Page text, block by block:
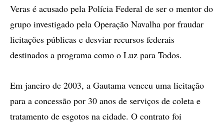
Veras é acusado pela Polícia Federal de ser o mentor do
grupo investigado pela Operação Navalha por fraudar
licitações públicas e desviar recursos federais
destinados a programa como o Luz para Todos.
Em janeiro de 2003, a Gautama venceu uma licitação
para a concessão por 30 anos de serviços de coleta e
tratamento de esgotos na cidade. O contrato foi